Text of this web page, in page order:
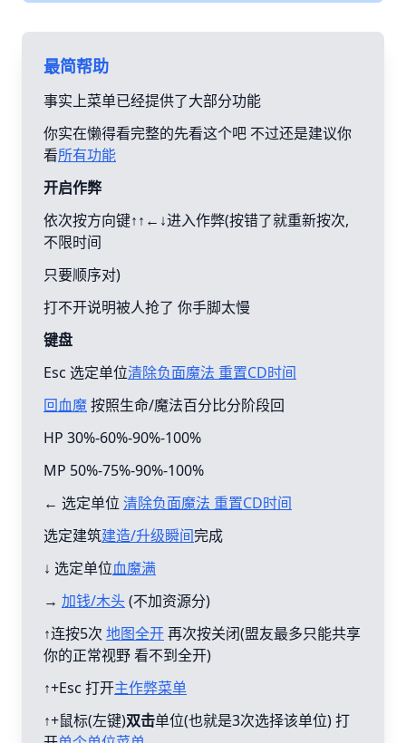
最简帮助
事实上菜单已经提供了大部分功能
你实在懒得看完整的先看这个吧 不过还是建议你
看所有功能
开启作弊
依次按方向键↑↑←↓进入作弊(按错了就重新按次,
不限时间
只要顺序对)
打不开说明被人抢了 你手脚太慢
键盘
Esc 选定单位清除负面魔法 重置CD时间
回血魔按照生命/魔法百分比分阶段回
HP 30%-60%-90%-100%
MP 50%-75%-90%-100%
← 选定单位 清除负面魔法 重置CD时间
选定建筑建造/升级瞬间完成
↓ 选定单位血魔满
→ 加钱/木头(不加资源分)
↑连按5次 地图全开再次按关闭(盟友最多只能共享
你的正常视野 看不到全开)
↑+Esc 打开主作弊菜单
↑+鼠标(左键)双击单位(也就是3次选择该单位) 打